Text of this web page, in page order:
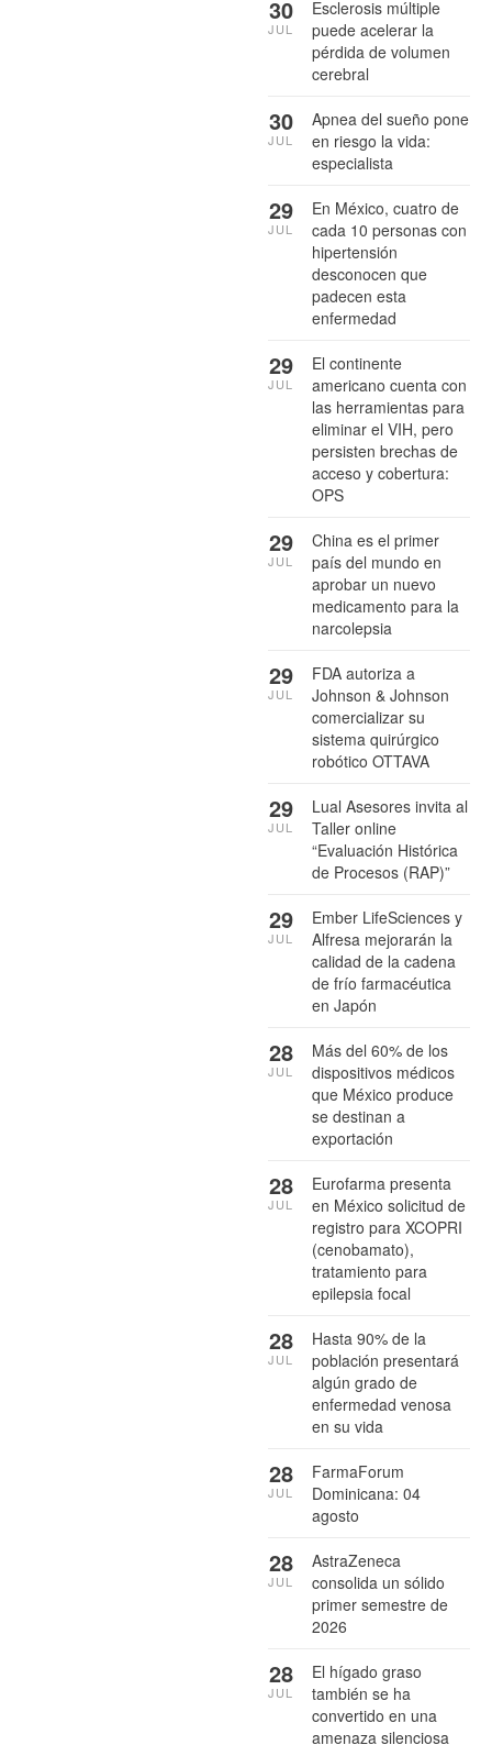
Esclerosis múltiple
puede acelerar la
pérdida de volumen
cerebral
30
JUL
Apnea del sueño pone
en riesgo la vida:
especialista
30
JUL
En México, cuatro de
cada 10 personas con
hipertensión
desconocen que
padecen esta
enfermedad
29
JUL
El continente
americano cuenta con
las herramientas para
eliminar el VIH, pero
persisten brechas de
acceso y cobertura:
OPS
29
JUL
China es el primer
país del mundo en
aprobar un nuevo
medicamento para la
narcolepsia
29
JUL
FDA autoriza a
Johnson & Johnson
comercializar su
sistema quirúrgico
robótico OTTAVA
29
JUL
Lual Asesores invita al
Taller online
“Evaluación Histórica
de Procesos (RAP)”
29
JUL
Ember LifeSciences y
Alfresa mejorarán la
calidad de la cadena
de frío farmacéutica
en Japón
29
JUL
Más del 60% de los
dispositivos médicos
que México produce
se destinan a
exportación
28
JUL
Eurofarma presenta
en México solicitud de
registro para XCOPRI
(cenobamato),
tratamiento para
epilepsia focal
28
JUL
Hasta 90% de la
población presentará
algún grado de
enfermedad venosa
en su vida
28
JUL
FarmaForum
Dominicana: 04
agosto
28
JUL
AstraZeneca
consolida un sólido
primer semestre de
2026
28
JUL
El hígado graso
también se ha
convertido en una
amenaza silenciosa
28
JUL